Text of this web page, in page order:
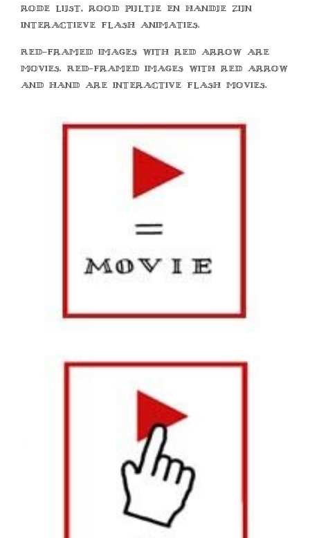
rode lijst, rood pijltje en handje zijn
interactieve flash animaties.
Red-framed images with red arrow are
movies. Red-framed images with red arrow
and hand are interactive flash movies.